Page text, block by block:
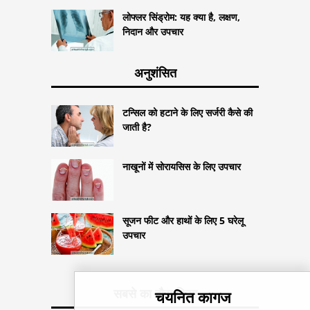
चयनित कागज
लोफ्लर सिंड्रोम: यह क्या है, लक्षण,
निदान और उपचार
अनुशंसित
टन्सिल को हटाने के लिए सर्जरी कैसे की
जाती है?
नाखूनों में सोरायसिस के लिए उपचार
सूजन फीट और हाथों के लिए 5 घरेलू
उपचार
सबसे का दौरा किया